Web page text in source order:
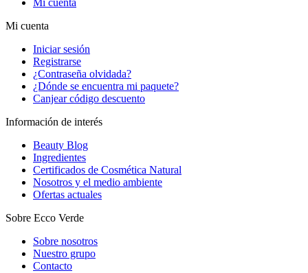
Mi cuenta
Mi cuenta
Iniciar sesión
Registrarse
¿Contraseña olvidada?
¿Dónde se encuentra mi paquete?
Canjear código descuento
Información de interés
Beauty Blog
Ingredientes
Certificados de Cosmética Natural
Nosotros y el medio ambiente
Ofertas actuales
Sobre Ecco Verde
Sobre nosotros
Nuestro grupo
Contacto